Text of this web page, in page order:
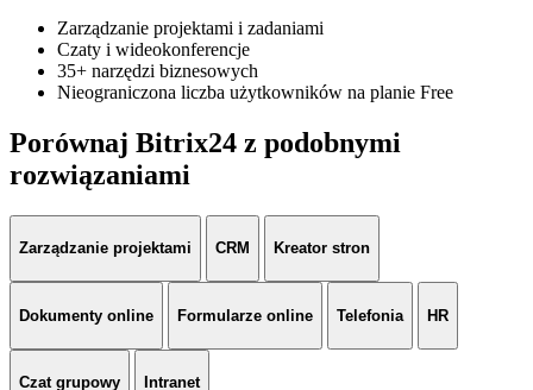
Zarządzanie projektami i zadaniami
Czaty i wideokonferencje
35+ narzędzi biznesowych
Nieograniczona liczba użytkowników na planie Free
Porównaj Bitrix24 z podobnymi
rozwiązaniami
Zarządzanie projektami CRM Kreator stron
Dokumenty online Formularze online Telefonia HR
Czat grupowy Intranet